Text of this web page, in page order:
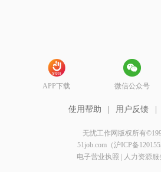
APP下载 微信公众号
使用帮助 用户反馈
无忧工作网版权所有
51job.com（沪ICP备
电子营业执照
人力资源